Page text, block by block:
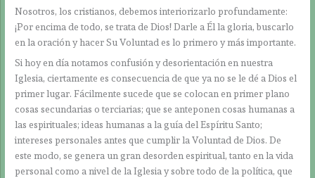
Nosotros, los cristianos, debemos interiorizarlo profundamente:
¡Por encima de todo, se trata de Dios! Darle a Él la gloria, buscarlo
en la oración y hacer Su Voluntad es lo primero y más importante.
Si hoy en día notamos confusión y desorientación en nuestra
Iglesia, ciertamente es consecuencia de que ya no se le dé a Dios el
primer lugar. Fácilmente sucede que se colocan en primer plano
cosas secundarias o terciarias; que se anteponen cosas humanas a
las espirituales; ideas humanas a la guía del Espíritu Santo;
intereses personales antes que cumplir la Voluntad de Dios. De
este modo, se genera un gran desorden espiritual, tanto en la vida
personal como a nivel de la Iglesia y sobre todo de la política, que